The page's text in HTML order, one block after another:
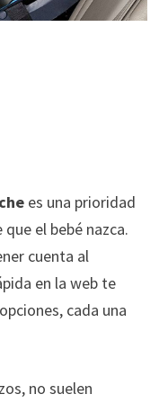
es una prioridad
el bebé nazca.
cuenta al
en la web te
cada una
no suelen